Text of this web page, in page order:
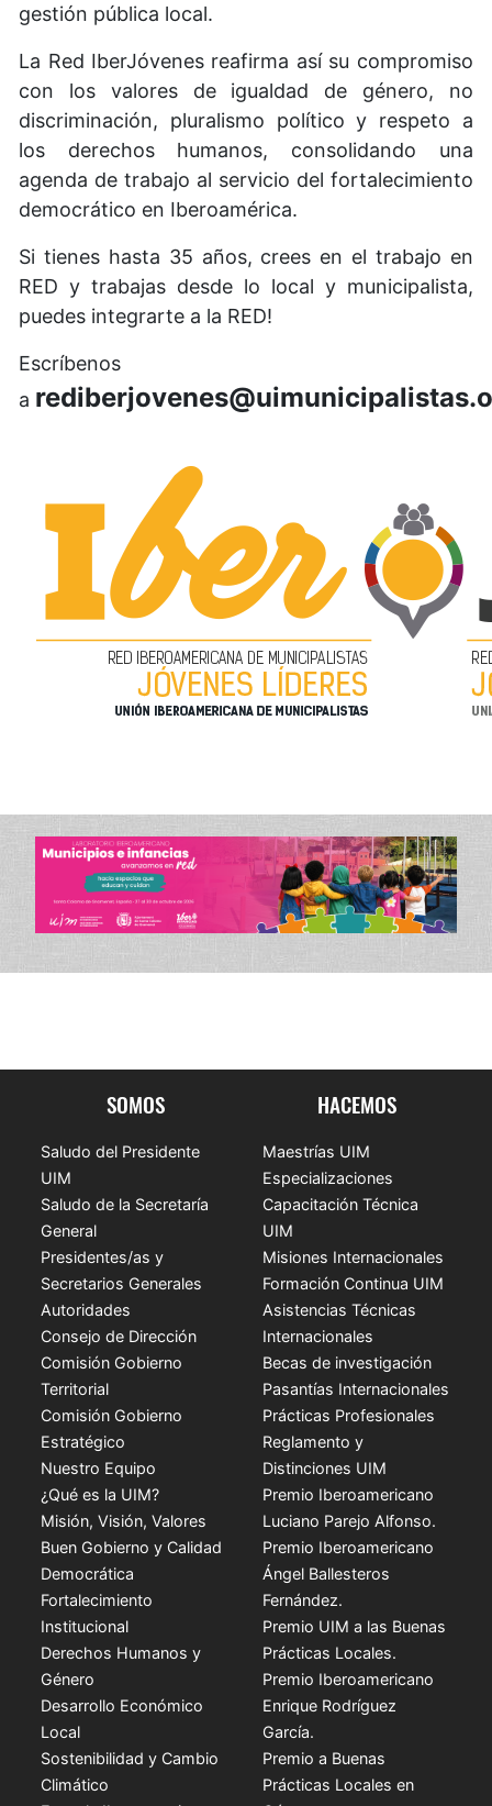
gestión pública local.
La Red IberJóvenes reafirma así su compromiso
con los valores de igualdad de género, no
discriminación, pluralismo político y respeto a
los derechos humanos, consolidando una
agenda de trabajo al servicio del fortalecimiento
democrático en Iberoamérica.
Si tienes hasta 35 años, crees en el trabajo en
RED y trabajas desde lo local y municipalista,
puedes integrarte a la RED!
Escríbenos
a
SOMOS
Saludo del Presidente
UIM
Saludo de la Secretaría
General
Presidentes/as y
Secretarios Generales
Autoridades
Consejo de Dirección
Comisión Gobierno
Territorial
Comisión Gobierno
Estratégico
Nuestro Equipo
¿Qué es la UIM?
Misión, Visión, Valores
Buen Gobierno y Calidad
Democrática
Fortalecimiento
Institucional
Derechos Humanos y
Género
Desarrollo Económico
Local
Sostenibilidad y Cambio
Climático
HACEMOS
Maestrías UIM
Especializaciones
Capacitación Técnica
UIM
Misiones Internacionales
Formación Continua UIM
Asistencias Técnicas
Internacionales
Becas de investigación
Pasantías Internacionales
Prácticas Profesionales
Reglamento y
Distinciones UIM
Premio Iberoamericano
Luciano Parejo Alfonso.
Premio Iberoamericano
Ángel Ballesteros
Fernández.
Premio UIM a las Buenas
Prácticas Locales.
Premio Iberoamericano
Enrique Rodríguez
García.
Premio a Buenas
Prácticas Locales en